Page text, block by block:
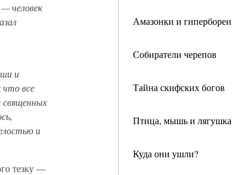
Амазонки и гипербореи
Собиратели черепов
Тайна скифских богов
Птица, мышь и лягушка
Куда они ушли?
человек
и
все
священных
и
тезку —